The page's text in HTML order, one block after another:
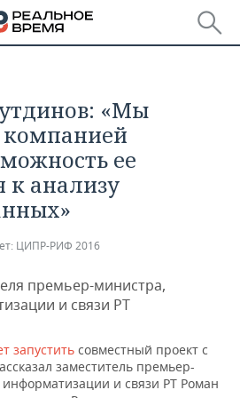
«Мы
ее
к анализу
ЦИПР-РИФ 2016
премьер-министра,
и связи РТ
запустить совместный проект с
заместитель премьер-
и связи РТ Роман